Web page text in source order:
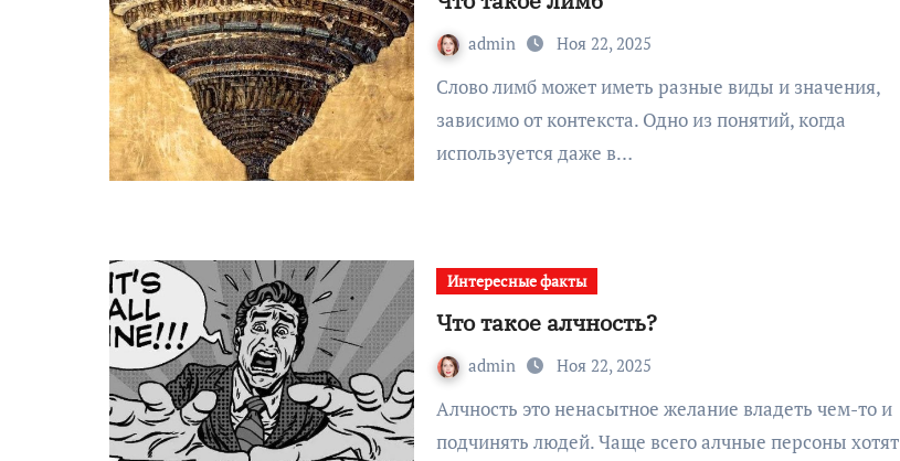
admin Ноя 22, 2025
Слово лимб может иметь разные виды и значения,
зависимо от контекста. Одно из понятий, когда
используется даже в…
Интересные факты
Что такое алчность?
admin Ноя 22, 2025
Алчность это ненасытное желание владеть чем-то и
подчинять людей. Чаще всего алчные персоны хотят